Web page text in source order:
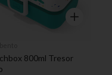
Aperçu
800ml Tresor